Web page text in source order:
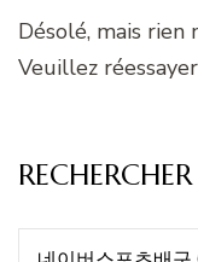
Désolé, mais rien
Veuillez
Recherche